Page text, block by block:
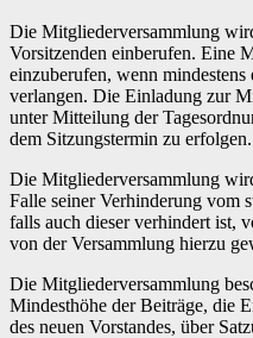
Die Mitgliederversammlung
Vorsitzenden einberufen. Eine
einzuberufen, wenn
verlangen. Die Einladung zur
unter Mitteilung der
dem Sitzungstermin zu erfolgen.
Die Mitgliederversammlung
Falle seiner Verhinderung vom
falls auch dieser verhindert ist,
von der Versammlung hierzu
Die Mitgliederversammlung
Mindesthöhe der Beiträge, die
des neuen Vorstandes, über